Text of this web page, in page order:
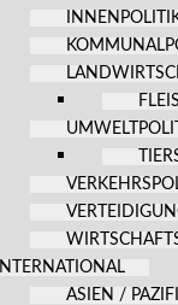
INTERNATIONAL
ASIEN /